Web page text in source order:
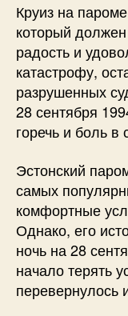
Круиз на
который
радость и
катастрофу,
разрушенных
28 сентября
горечь и боль в
Эстонский
самых
комфортные
Однако, его
ночь на 28
начало терять
перевернулось